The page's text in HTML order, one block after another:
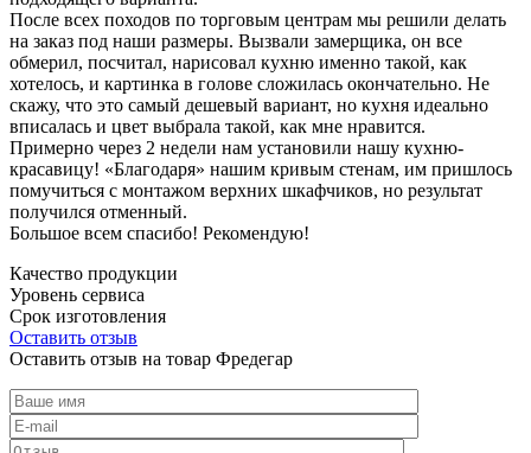
После всех походов по торговым центрам мы решили делать
на заказ под наши размеры. Вызвали замерщика, он все
обмерил, посчитал, нарисовал кухню именно такой, как
хотелось, и картинка в голове сложилась окончательно. Не
скажу, что это самый дешевый вариант, но кухня идеально
вписалась и цвет выбрала такой, как мне нравится.
Примерно через 2 недели нам установили нашу кухню-
красавицу! «Благодаря» нашим кривым стенам, им пришлось
помучиться с монтажом верхних шкафчиков, но результат
получился отменный.
Большое всем спасибо! Рекомендую!
Качество продукции
Уровень сервиса
Срок изготовления
Оставить отзыв
Оставить отзыв на товар Фредегар